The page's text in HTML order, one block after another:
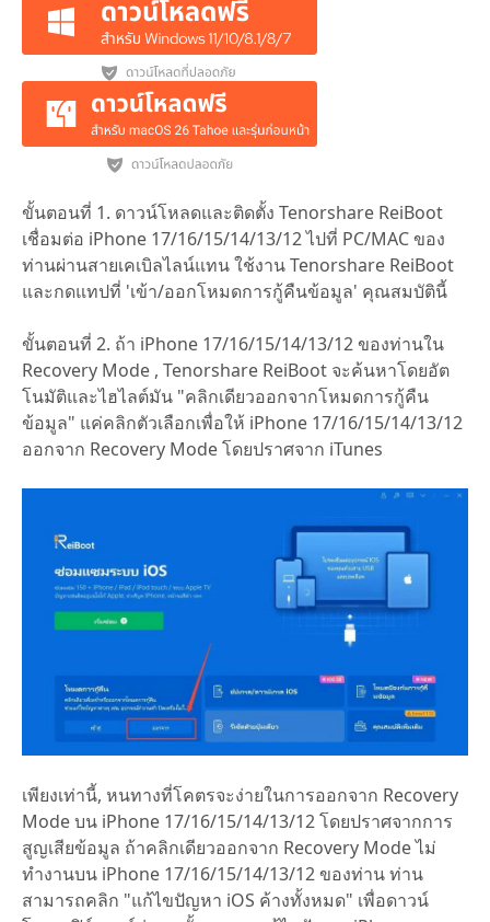
ขั้นตอนที่ 1. ดาวน์โหลดและติดตั้ง Tenorshare ReiBoot
เชื่อมต่อ iPhone 17/16/15/14/13/12 ไปที่ PC/MAC ของ
ท่านผ่านสายเคเบิลไลน์แทน ใช้งาน Tenorshare ReiBoot
และกดแทปที่ 'เข้า/ออกโหมดการกู้คืนข้อมูล' คุณสมบัตินี้
ขั้นตอนที่ 2. ถ้า iPhone 17/16/15/14/13/12 ของท่านใน
Recovery Mode , Tenorshare ReiBoot จะค้นหาโดยอัต
โนมัติและไฮไลต์มัน "คลิกเดียวออกจากโหมดการกู้คืน
ข้อมูล" แค่คลิกตัวเลือกเพื่อให้ iPhone 17/16/15/14/13/12
ออกจาก Recovery Mode โดยปราศจาก iTunes
เพียงเท่านี้, หนทางที่โคตรจะง่ายในการออกจาก Recovery
Mode บน iPhone 17/16/15/14/13/12 โดยปราศจากการ
สูญเสียข้อมูล ถ้าคลิกเดียวออกจาก Recovery Mode ไม่
ทำงานบน iPhone 17/16/15/14/13/12 ของท่าน ท่าน
สามารถคลิก "แก้ไขปัญหา iOS ค้างทั้งหมด" เพื่อดาวน์